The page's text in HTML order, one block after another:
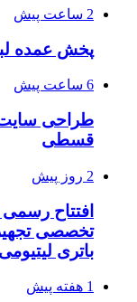
2 ساعت پیش
پخش عمده
6 ساعت پیش
طراحی
قسطی
2 روز پیش
تخصصی
باتری
1 هفته پیش